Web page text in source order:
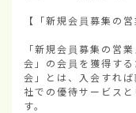
【「新規会員募集の
「新規会員募集の営
会」の会員を獲得す
会」とは、入会すれ
社での優待サービス
す。